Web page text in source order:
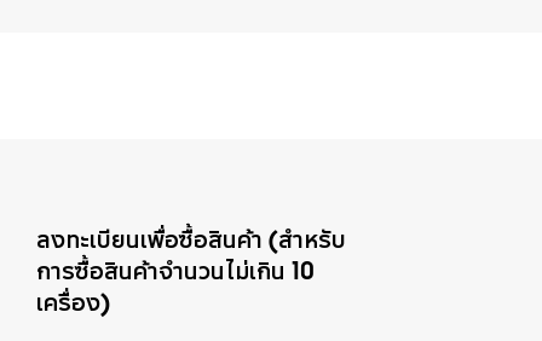
ลงทะเบียนเพื่อซื้อสินค้า (สำหรับ
การซื้อสินค้าจำนวนไม่เกิน 10
เครื่อง)